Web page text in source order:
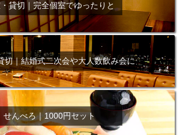
貸切｜完全個室でゆったりと
切｜結婚式二次会や大人数飲み会に
せんべろ｜1000円セット